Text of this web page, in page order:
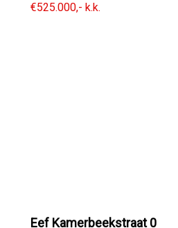
€525.000,- k.k.
Eef Kamerbeekstraat 0